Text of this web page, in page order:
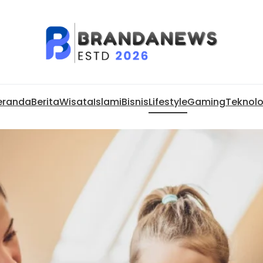
BeritaWisataIslamiBisnisLifestyleGaming